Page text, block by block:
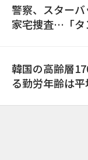
警察、スター
家宅捜査…「タ
韓国の高齢層
る勤労年齢は